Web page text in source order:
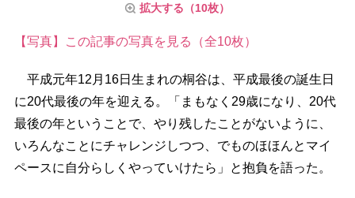
拡大する（10枚）
【写真】この記事の写真を見る（全10枚）
平成元年12月16日生まれの桐谷は、平成最後の誕生日
に20代最後の年を迎える。「まもなく29歳になり、20代
最後の年ということで、やり残したことがないように、
いろんなことにチャレンジしつつ、でものほほんとマイ
ペースに自分らしくやっていけたら」と抱負を語った。